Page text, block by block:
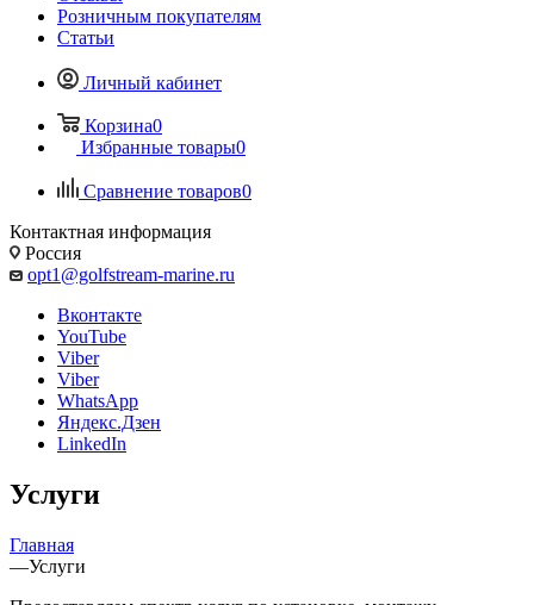
Розничным покупателям
Статьи
Личный кабинет
Корзина0
Избранные товары0
Сравнение товаров0
Контактная информация
Россия
opt1@golfstream-marine.ru
Вконтакте
YouTube
Viber
Viber
WhatsApp
Яндекс.Дзен
LinkedIn
Услуги
Главная
—Услуги